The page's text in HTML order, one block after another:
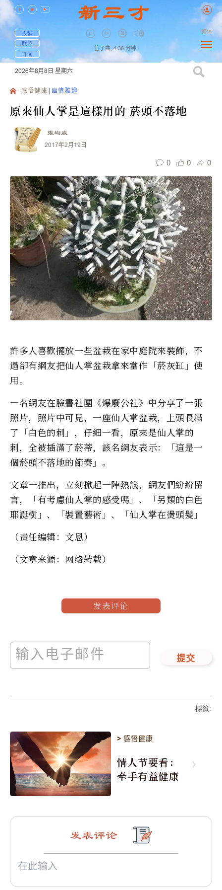
投稿
联系
订阅
笛子曲, 4:38 分钟
繁体
2026年8月8日 星期六
感悟健康 幽情雅趣
原來仙人掌是這樣用的 菸頭不落地
張均威
2017年2月19日
0 0 0
許多人喜歡擺放一些盆栽在家中庭院來裝飾，不
過卻有網友把仙人掌盆栽拿來當作「菸灰缸」使
用。
一名網友在臉書社團《爆廢公社》中分享了一張
照片，照片中可見，一座仙人掌盆栽，上頭長滿
了「白色的刺」，仔細一看，原來是仙人掌的
刺，全被插滿了菸蒂，該名網友表示：「這是一
個菸頭不落地的節奏」。
文章一推出，立刻掀起一陣熱議，網友們紛紛留
言，「有考慮仙人掌的感受嗎」、「另類的白色
耶誕樹」、「裝置藝術」、「仙人掌在燙頭髮」
（责任编辑：文恩）
（文章来源：网络转载）
发表评论
提交
標籤:
>感悟健康
情人节要看：
牵手有益健康
发表评论